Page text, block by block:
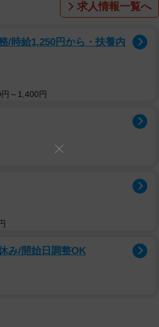
求人情報一覧へ
/時給1,250円から・扶養内
～1,400円
み/開始日調整OK